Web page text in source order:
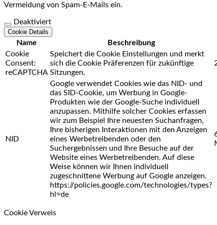
Vermeidung von Spam-E-Mails ein.
Deaktiviert
Cookie Details
Name Beschreibung
Cookie
Consent:
reCAPTCHA
Speichert die Cookie Einstellungen und merkt
sich die Cookie Präferenzen für zukünftige
Sitzungen.
NID
Google verwendet Cookies wie das NID- und
das SID-Cookie, um Werbung in Google-
Produkten wie der Google-Suche individuell
anzupassen. Mithilfe solcher Cookies erfassen
wir zum Beispiel Ihre neuesten Suchanfragen,
Ihre bisherigen Interaktionen mit den Anzeigen
eines Werbetreibenden oder den
Suchergebnissen und Ihre Besuche auf der
Website eines Werbetreibenden. Auf diese
Weise können wir Ihnen individuell
zugeschnittene Werbung auf Google anzeigen.
https://policies.google.com/technologies/types?
hl=de
Cookie Verweis